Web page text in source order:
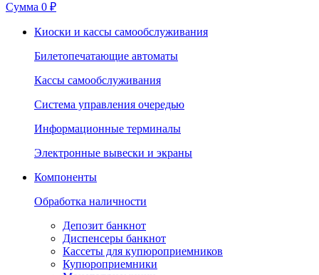
Сумма 0 ₽
Киоски и кассы самообслуживания
Билетопечатающие автоматы
Кассы самообслуживания
Система управления очередью
Информационные терминалы
Электронные вывески и экраны
Компоненты
Обработка наличности
Депозит банкнот
Диспенсеры банкнот
Кассеты для купюроприемников
Купюроприемники